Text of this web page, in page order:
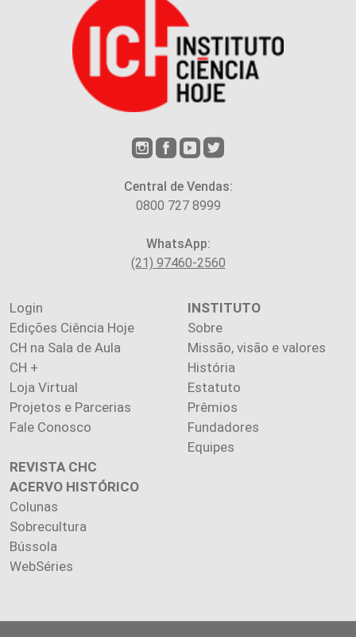
Central de Vendas:
0800 727 8999
WhatsApp:
(21) 97460-2560
Login
Edições Ciência Hoje
CH na Sala de Aula
CH +
Loja Virtual
Projetos e Parcerias
Fale Conosco
INSTITUTO
Sobre
Missão, visão e valores
História
Estatuto
Prêmios
Fundadores
Equipes
REVISTA CHC
ACERVO HISTÓRICO
Colunas
Sobrecultura
Bússola
WebSéries